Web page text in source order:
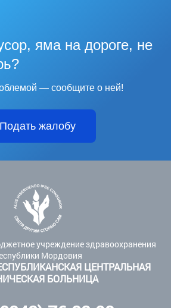
яма на дороге, не
— сообщите о ней!
Подать жалобу
учреждение здравоохранения
Мордовия
ЦЕНТРАЛЬНАЯ
БОЛЬНИЦА